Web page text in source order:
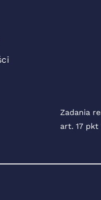
Zadania
art. 17 pkt